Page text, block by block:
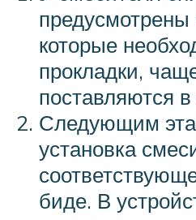
которые
прокладки,
поставляются
Следующим
установка
биде. В